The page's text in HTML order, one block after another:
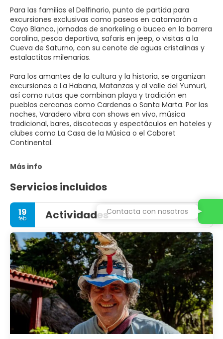
Para las familias el Delfinario, punto de partida para
excursiones exclusivas como paseos en catamarán a
Cayo Blanco, jornadas de snorkeling o buceo en la barrera
coralina, pesca deportiva, safaris en jeep, o visitas a la
Cueva de Saturno, con su cenote de aguas cristalinas y
estalactitas milenarias.
Para los amantes de la cultura y la historia, se organizan
excursiones a La Habana, Matanzas y al valle del Yumurí,
así como rutas que combinan playa y tradición en
pueblos cercanos como Cardenas o Santa Marta. Por las
noches, Varadero vibra con shows en vivo, música
tradicional, bares, discotecas y espectáculos en hoteles y
clubes como La Casa de la Música o el Cabaret
Continental.
Más info
Servicios incluidos
19
feb ActividadesContacta con nosotros